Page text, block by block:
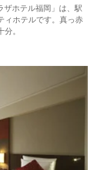
ザホテル福岡」は、駅
ィホテルです。真っ赤
。